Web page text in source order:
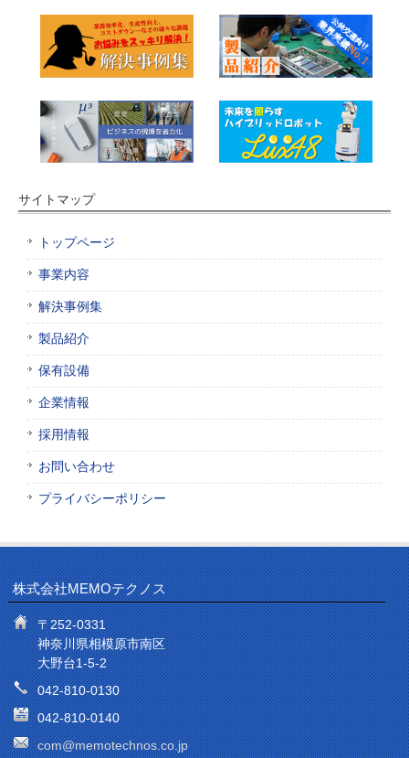
サイトマップ
トップページ
事業内容
解決事例集
製品紹介
保有設備
企業情報
採用情報
お問い合わせ
プライバシーポリシー
株式会社MEMOテクノス
〒252-0331
神奈川県相模原市南区
大野台1-5-2
042-810-0130
042-810-0140
com@memotechnos.co.jp